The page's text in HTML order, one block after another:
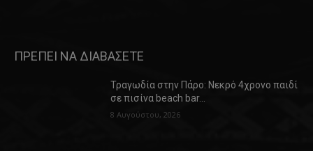
ΠΡΕΠΕΙ ΝΑ ΔΙΑΒΑΣΕΤΕ
Τραγωδία στην Πάρο: Νεκρό 4χρονο παιδί
σε πισίνα beach bar…
8 Αυγούστου, 2026